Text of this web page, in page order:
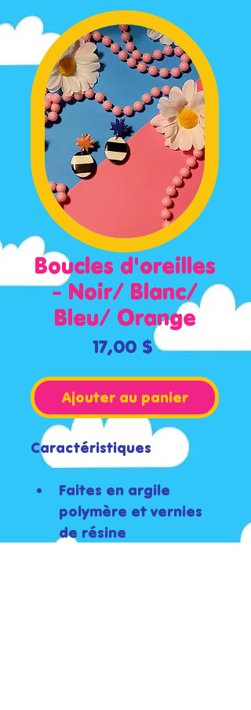
Boucles d'oreilles
- Noir/ Blanc/
Bleu/ Orange
17,00 $Prix
Ajouter au panier
Caractéristiques
Faites en argile
polymère et vernies
de résine